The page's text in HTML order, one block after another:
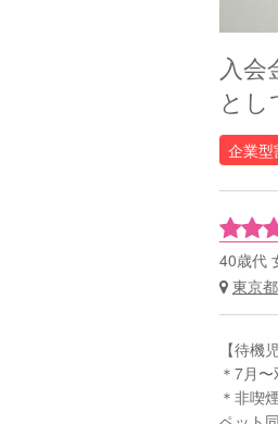
入
とし
企業型
40歳代
東京都
【待機
＊7月
＊非喫